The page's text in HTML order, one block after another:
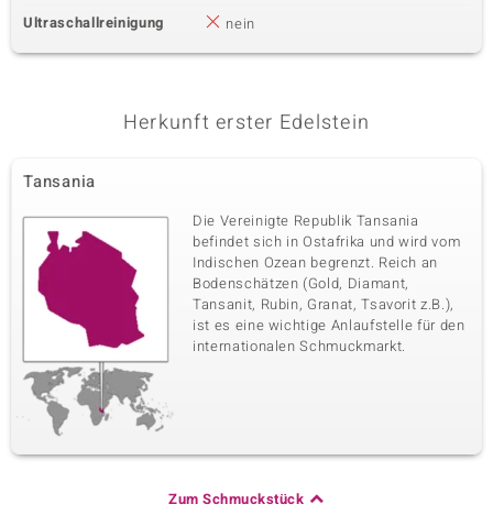
Ultraschallreinigung
nein
Herkunft erster Edelstein
Tansania
Die Vereinigte Republik Tansania
befindet sich in Ostafrika und wird vom
Indischen Ozean begrenzt. Reich an
Bodenschätzen (Gold, Diamant,
Tansanit, Rubin, Granat, Tsavorit z.B.),
ist es eine wichtige Anlaufstelle für den
internationalen Schmuckmarkt.
Zum Schmuckstück